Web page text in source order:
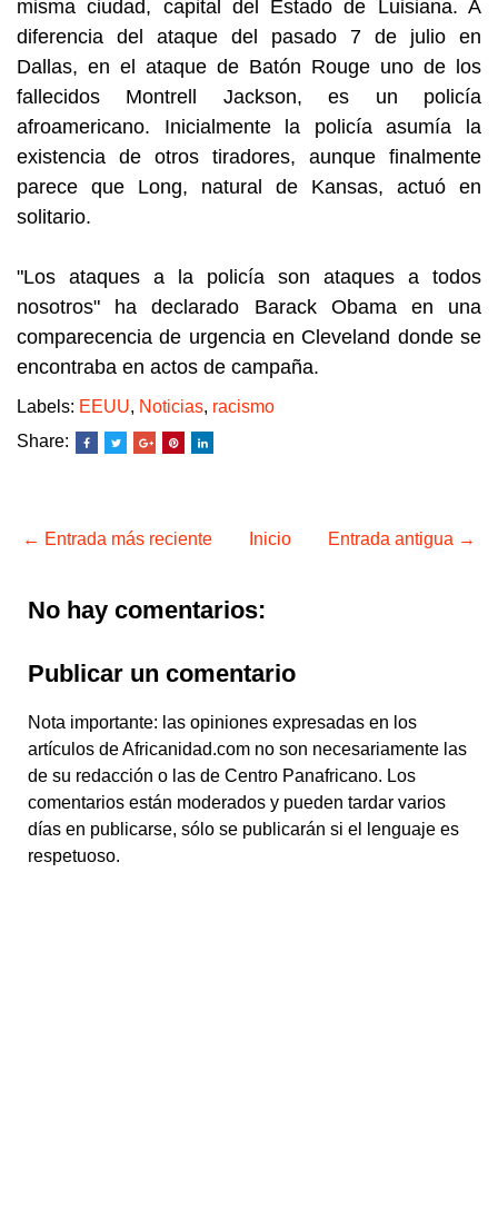
misma ciudad, capital del Estado de Luisiana. A
diferencia del ataque del pasado 7 de julio en
Dallas, en el ataque de Batón Rouge uno de los
fallecidos Montrell Jackson, es un policía
afroamericano. Inicialmente la policía asumía la
existencia de otros tiradores, aunque finalmente
parece que Long, natural de Kansas, actuó en
solitario.
"Los ataques a la policía son ataques a todos
nosotros" ha declarado Barack Obama en una
comparecencia de urgencia en Cleveland donde se
encontraba en actos de campaña.
Labels: EEUU, Noticias, racismo
Share:
← Entrada más reciente Entrada antigua →
Inicio
No hay comentarios:
Publicar un comentario
Nota importante: las opiniones expresadas en los
artículos de Africanidad.com no son necesariamente las
de su redacción o las de Centro Panafricano. Los
comentarios están moderados y pueden tardar varios
días en publicarse, sólo se publicarán si el lenguaje es
respetuoso.